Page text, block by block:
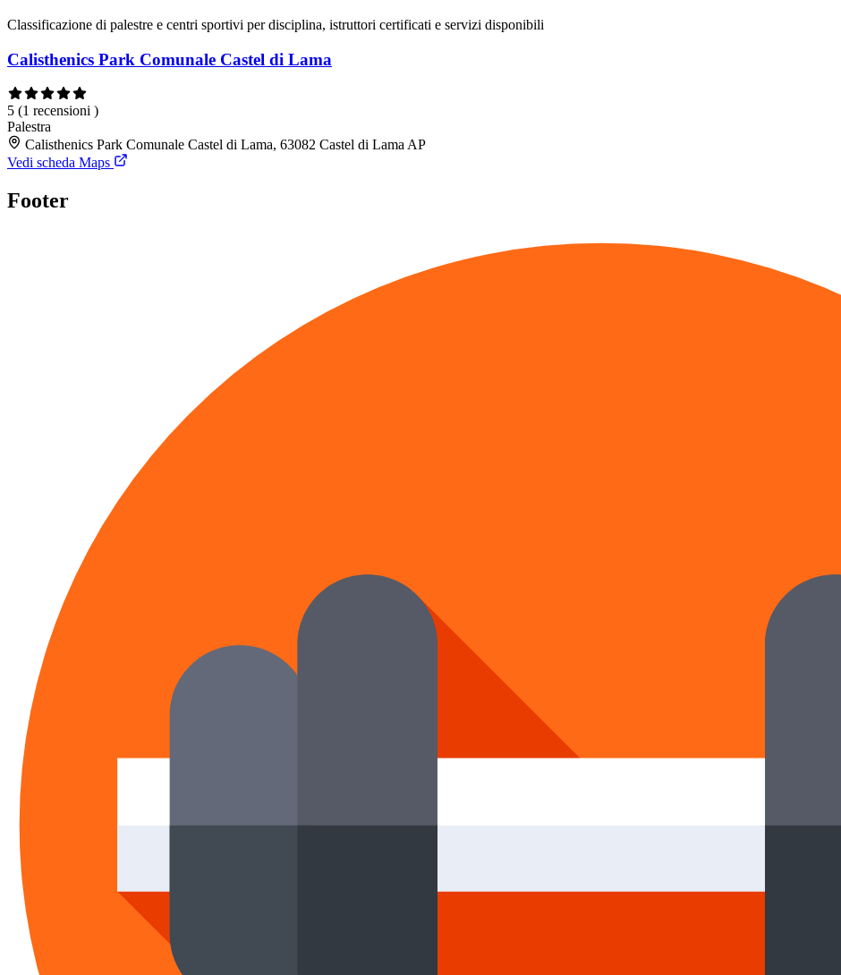
Classificazione di palestre e centri sportivi per disciplina, istruttori certificati e servizi disponibili
Calisthenics Park Comunale Castel di Lama
5 (1 recensioni )
Palestra
Calisthenics Park Comunale Castel di Lama, 63082 Castel di Lama AP
Vedi scheda Maps
Footer